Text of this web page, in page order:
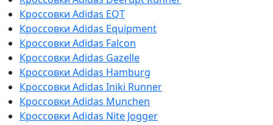
Кроссовки Adidas EQT
Кроссовки Adidas Equipment
Кроссовки Adidas Falcon
Кроссовки Adidas Gazelle
Кроссовки Adidas Hamburg
Кроссовки Adidas Iniki Runner
Кроссовки Adidas Munchen
Кроссовки Adidas Nite Jogger